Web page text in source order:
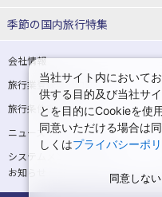
関東
埼玉県
茨城県
北陸
山形県ホテル・旅館
東京都ホテル・旅館
埼玉県ホテル・旅館
茨城県ホテル・旅館
群馬県ホテル・旅館
洞爺湖温泉(北海道)
層雲峡温泉(北海道)
東北
花巻温泉(岩手)
かみのやま温泉(山形)
秋保温泉(宮城)
東北
青森旅行・ツアー
宮城旅行・ツアー
山形旅行・ツアー
東京旅行・ツアー
一人旅 国内版
カップル・夫婦旅行 国内版
卒業旅行・学生旅行 国内版
季節の国内旅行特集
桜・お花見特集
夏休み・お盆の国内旅行
8月の国内旅行
10月の国内旅行
会社情報
旅行業登録票・約款
旅行条件書
ニュースリリース
システムメンテナンスの
お知らせ
当社サイト内において
供する目的及び当社サ
とを目的にCookieを使
同意いただける場合は
しくはプライバシーポ
同意しない